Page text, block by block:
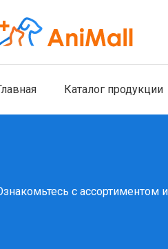
Каталог продукции
с ассортиментом